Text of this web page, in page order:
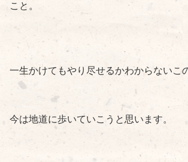
こと。
一生かけてもやり尽せるかわからないこ
今は地道に歩いていこうと思います。